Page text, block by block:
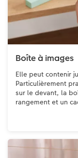
Boîte à images
Elle peut contenir
Particulièrement
sur le devant, la
rangement et un